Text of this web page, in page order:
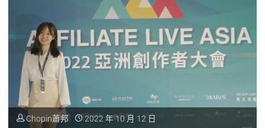
Chopin蕭邦
2022 年 10 月 12 日